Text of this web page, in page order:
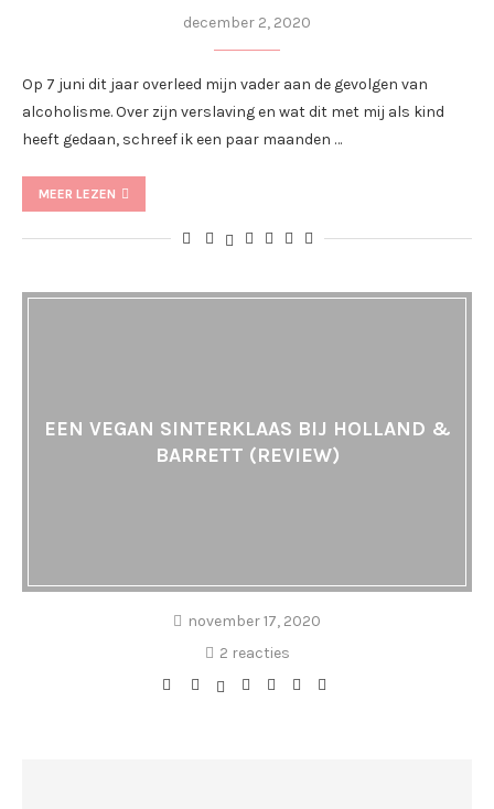
december 2, 2020
Op 7 juni dit jaar overleed mijn vader aan de gevolgen van
alcoholisme. Over zijn verslaving en wat dit met mij als kind
heeft gedaan, schreef ik een paar maanden …
MEER LEZEN
EEN VEGAN SINTERKLAAS BIJ HOLLAND &
BARRETT (REVIEW)
november 17, 2020
2 reacties